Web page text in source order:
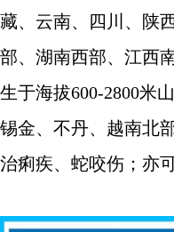
藏、云南、四川、陕
部、湖南西部、江西
生于海拔600-2800米
锡金、不丹、越南北
治痢疾、蛇咬伤；亦